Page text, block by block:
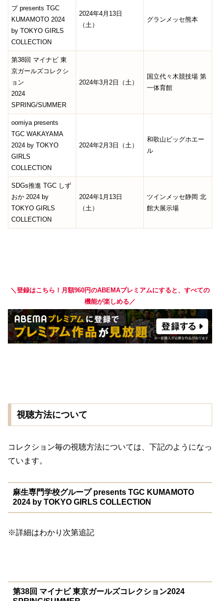
プ presents TGC
KUMAMOTO 2024
by TOKYO GIRLS
COLLECTION
2024年4月13日
（土）
グランメッセ熊本
第38回 マイナビ 東
京ガールズコレクシ
ョン
2024
SPRING/SUMMER
2024年3月2日（土）
国立代々木競技場 第
一体育館
oomiya presents
TGC WAKAYAMA
2024 by TOKYO
GIRLS
COLLECTION
2024年2月3日（土）
和歌山ビッグホエー
ル
SDGs推進 TGC しず
おか 2024 by
TOKYO GIRLS
COLLECTION
2024年1月13日
（土）
ツインメッセ静岡 北
館大展示場
＼登録はこちら！月額960円のABEMAプレミアムにすると、すべての
機能が楽しめる／
視聴方法について
コレクション毎の視聴方法については、下記のようになっ
ています。
麻生専門学校グループ presents TGC KUMAMOTO
2024 by TOKYO GIRLS COLLECTION
※詳細はわかり次第追記
第38回 マイナビ 東京ガールズコレクション2024